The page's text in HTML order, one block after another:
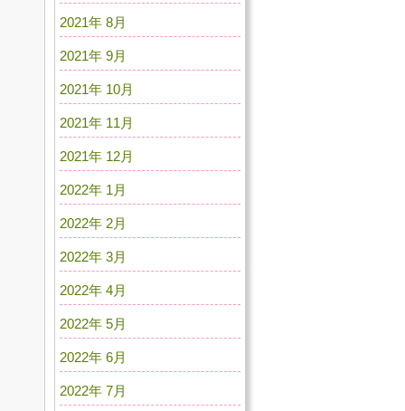
2021年 8月
2021年 9月
2021年 10月
2021年 11月
2021年 12月
2022年 1月
2022年 2月
2022年 3月
2022年 4月
2022年 5月
2022年 6月
2022年 7月